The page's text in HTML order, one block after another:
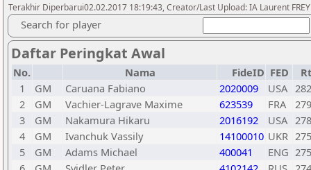
Terakhir Diperbarui02.02.2017 18:19:43, Creator/Last Upload: IA Laurent
Search for player
Daftar Peringkat Awal
No. Nama FideID FED
1
GM Caruana Fabiano 2020009 USA
2
GM Vachier-Lagrave Maxime 623539 FRA
3
GM Nakamura Hikaru 2016192 USA
4
GM Ivanchuk Vassily 14100010 UKR
5
GM Adams Michael 400041 ENG